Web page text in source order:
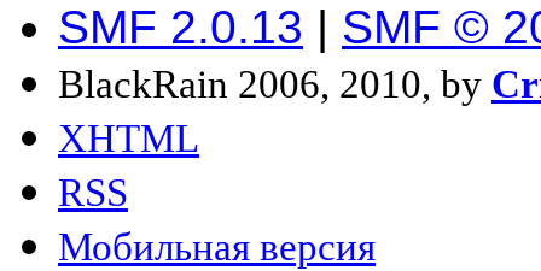
SMF 2.0.13 | SMF ©
BlackRain 2006, 2010, by
XHTML
RSS
Мобильная версия